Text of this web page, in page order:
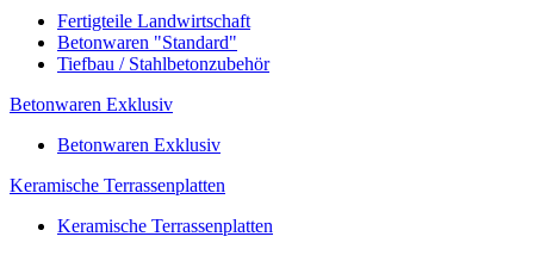
Fertigteile Landwirtschaft
Betonwaren "Standard"
Tiefbau / Stahlbetonzubehör
Betonwaren Exklusiv
Betonwaren Exklusiv
Keramische Terrassenplatten
Keramische Terrassenplatten